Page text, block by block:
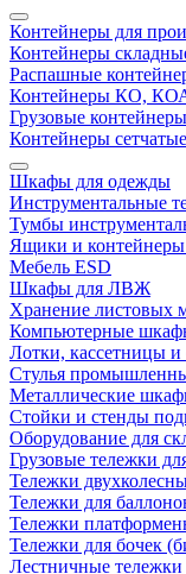
Контейнеры для
Контейнеры
Распашные
Контейнеры КО,
Грузовые контейнеры
Контейнеры сетчатые
Шкафы для одежды
Инструментальные
Тумбы
Ящики и
Мебель ESD
Шкафы для ЛВЖ
Хранение листовых
Компьютерные
Лотки, кассетницы
Стулья
Металлические
Стойки и стенды
Оборудование для
Грузовые тележки
Тележки
Тележки для
Тележки
Тележки для бочек
Лестничные тележки